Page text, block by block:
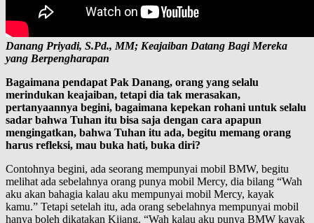
Danang Priyadi, S.Pd., MM; Keajaiban Datang Bagi Mereka
yang Berpengharapan
Bagaimana pendapat Pak Danang, orang yang selalu
merindukan keajaiban, tetapi dia tak merasakan,
pertanyaannya begini, bagaimana kepekan rohani untuk selalu
sadar bahwa Tuhan itu bisa saja dengan cara apapun
mengingatkan, bahwa Tuhan itu ada, begitu memang orang
harus refleksi, mau buka hati, buka diri?
Contohnya begini, ada seorang mempunyai mobil BMW, begitu
melihat ada sebelahnya orang punya mobil Mercy, dia bilang “Wah
aku akan bahagia kalau aku mempunyai mobil Mercy, kayak
kamu.” Tetapi setelah itu, ada orang sebelahnya mempunyai mobil
hanya boleh dikatakan Kijang. “Wah kalau aku punya BMW kayak